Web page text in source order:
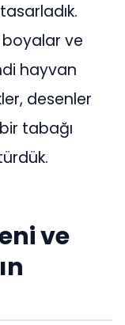
ve
hayvan
desenler
tabağı
ve